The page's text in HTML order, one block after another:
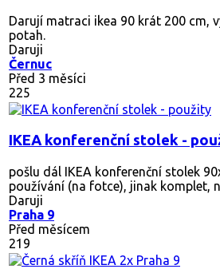
Darují matraci ikea 90 krát 200 cm,
potah.
Daruji
Černuc
Před 3 měsíci
225
IKEA konferenční stolek -
pošlu dál IKEA konferenční stolek
používání (na fotce), jinak komplet,
Daruji
Praha 9
Před měsícem
219